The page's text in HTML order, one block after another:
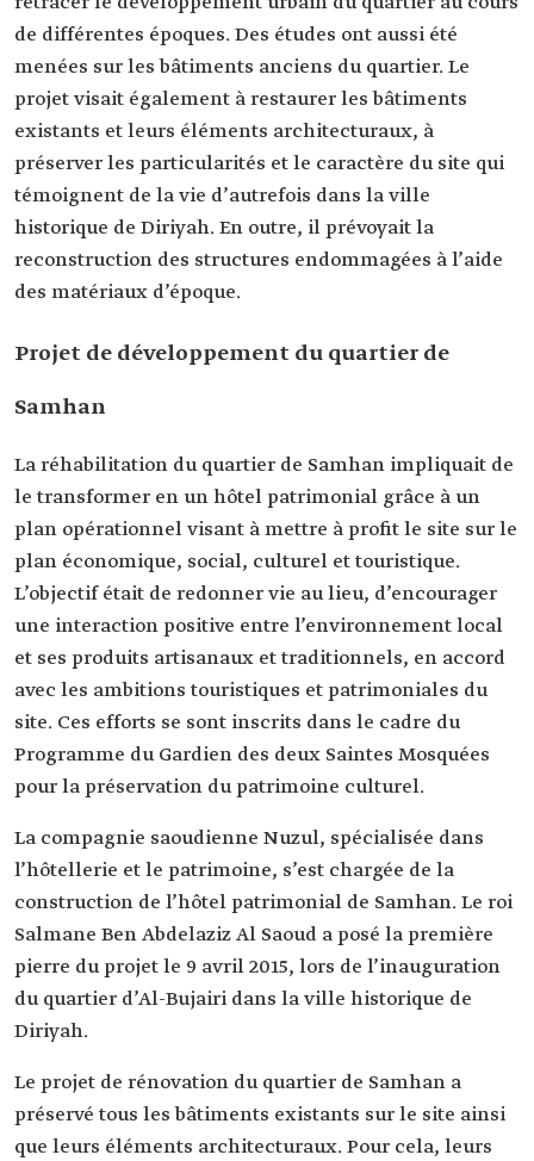
de différentes époques. Des études ont aussi été
menées sur les bâtiments anciens du quartier. Le
projet visait également à restaurer les bâtiments
existants et leurs éléments architecturaux, à
préserver les particularités et le caractère du site qui
témoignent de la vie d’autrefois dans la ville
historique de Diriyah. En outre, il prévoyait la
reconstruction des structures endommagées à l’aide
des matériaux d’époque.
Projet de développement du quartier de
Samhan
La réhabilitation du quartier de Samhan impliquait de
le transformer en un hôtel patrimonial grâce à un
plan opérationnel visant à mettre à profit le site sur le
plan économique, social, culturel et touristique.
L’objectif était de redonner vie au lieu, d’encourager
une interaction positive entre l’environnement local
et ses produits artisanaux et traditionnels, en accord
avec les ambitions touristiques et patrimoniales du
site. Ces efforts se sont inscrits dans le cadre du
Programme du Gardien des deux Saintes Mosquées
pour la préservation du patrimoine culturel.
La compagnie saoudienne Nuzul, spécialisée dans
l’hôtellerie et le patrimoine, s’est chargée de la
construction de l’hôtel patrimonial de Samhan. Le roi
Salmane Ben Abdelaziz Al Saoud a posé la première
pierre du projet le 9 avril 2015, lors de l’inauguration
du quartier d’Al-Bujairi dans la ville historique de
Diriyah.
Le projet de rénovation du quartier de Samhan a
préservé tous les bâtiments existants sur le site ainsi
que leurs éléments architecturaux. Pour cela, leurs